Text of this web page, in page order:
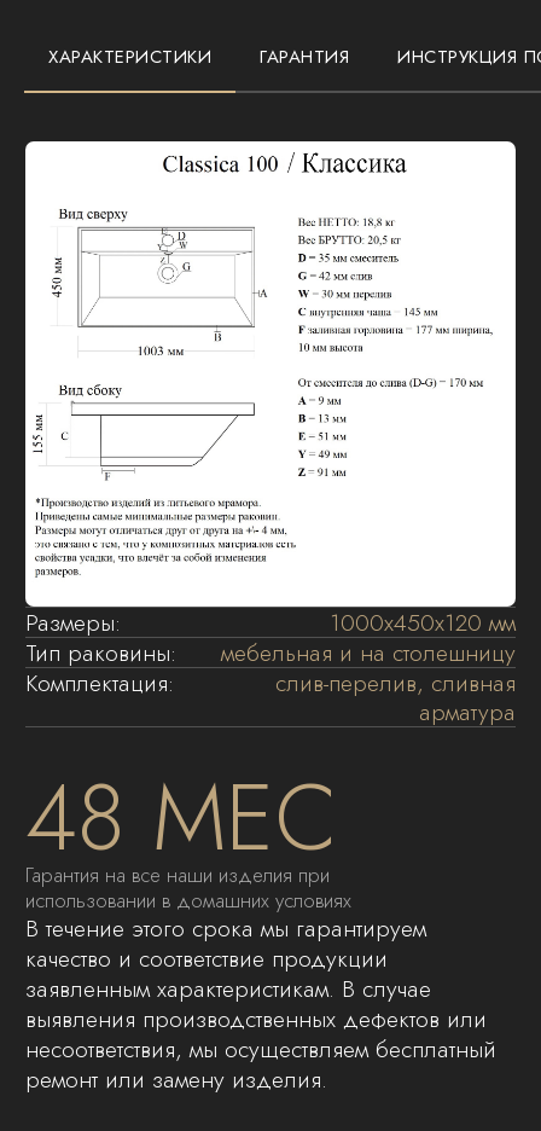
ХАРАКТЕРИСТИКИ ГАРАНТИЯ ИНСТРУКЦИЯ
Размеры: 1000х450х120 мм
арматура
48 МЕС
Гарантия на все наши изделия при
использовании в домашних условиях
В течение этого срока мы гарантируем
качество и соответствие продукции
заявленным характеристикам. В случае
выявления производственных дефектов или
несоответствия, мы осуществляем бесплатный
ремонт или замену изделия.
Процесс установки раковин не сложен,
однако лучше это доверить профессионалам.
Композитные раковины «MADERA»
предназначены для использования в ванной
комнате. Модели раковин, которые
устанавливаются на тумбы крепятся с
использованием силиконового герметика.
01
Установите тумбу в место последующей
эксплуатации. Если тумба навесная –
закрепите ее на стене , варианты и
способы установки описаны в инструкции
02
Тонким слоем нанесите силиконовый
Во избежание возможного попадания
воды под раковину, рекомендуется
обрабатывать силиконовым герметиком
заднюю поверхность раковины,
примыкающую к стене. Рекомендуется
использовать прозрачный либо белого
цвета герметик.
04
Установите раковину на тумбу и плотно
прижмите к тумбе и стене. Для удаления
остатков герметика рекомендуется
использовать влажную ткань.
05
После отверждения герметика,
установите санитарно-техническую
арматуру.
06
Запрещено вкручивать болты